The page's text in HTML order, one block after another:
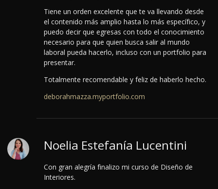
Tiene un orden excelente que te va llevando desde
el contenido más amplio hasta lo más específico, y
puedo decir que egresas con todo el conocimiento
necesario para que quien busca salir al mundo
laboral pueda hacerlo, incluso con un portfolio para
presentar.
Totalmente recomendable y feliz de haberlo hecho.
deborahmazza.myportfolio.com
Noelia Estefanía Lucentini
Con gran alegría finalizo mi curso de Diseño de
Interiores.